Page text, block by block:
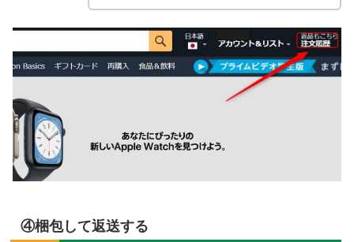
④梱包して返送する